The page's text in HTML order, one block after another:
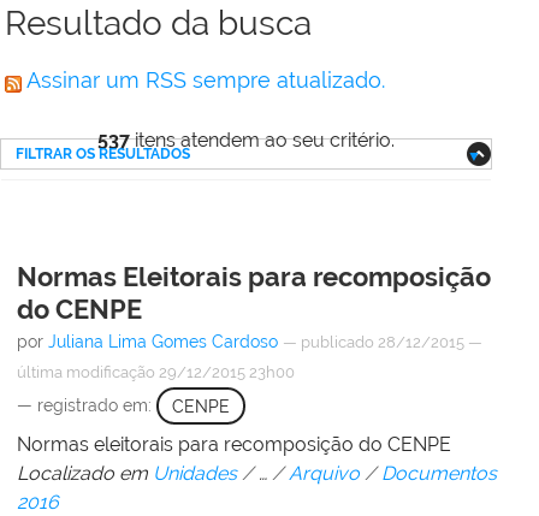
Resultado da busca
Assinar um RSS sempre atualizado.
537itens atendem ao seu critério.
FILTRAR OS RESULTADOS
Normas Eleitorais para recomposição
do CENPE
por Juliana Lima Gomes Cardoso — publicado 28/12/2015 —
última modificação 29/12/2015 23h00
— registrado em: CENPE
Normas eleitorais para recomposição do CENPE
Localizado em Unidades /… /Arquivo /Documentos
2016